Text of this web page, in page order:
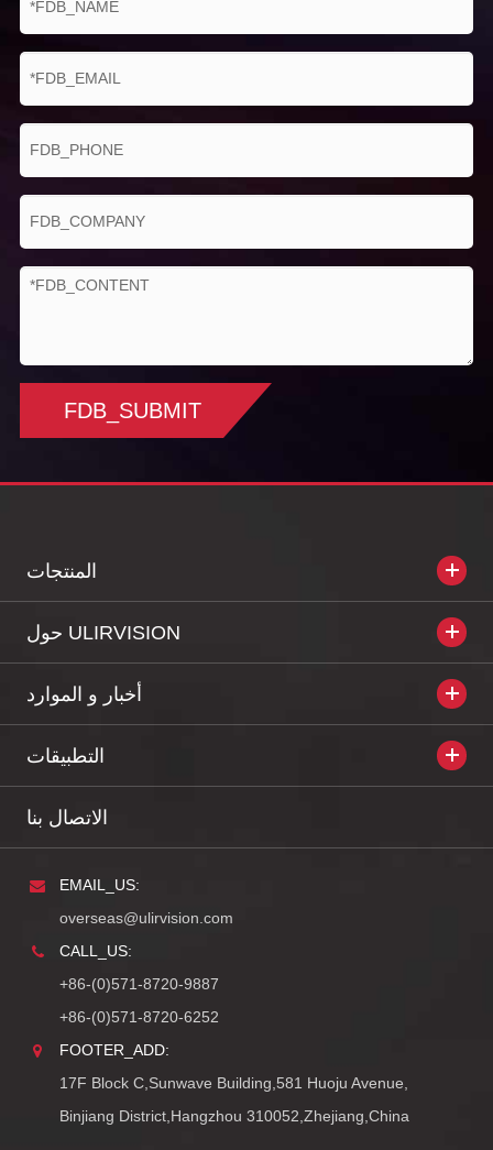
FDB_SUBMIT
المنتجات
حول ULIRVISION
أخبار و الموارد
التطبيقات
الاتصال بنا
EMAIL_US:
overseas@ulirvision.com
CALL_US:
+86-(0)571-8720-9887
+86-(0)571-8720-6252
FOOTER_ADD:
17F Block C,Sunwave Building,581 Huoju Avenue,
Binjiang District,Hangzhou 310052,Zhejiang,China